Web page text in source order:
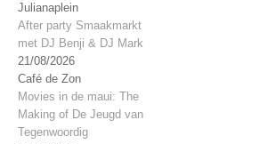
Julianaplein
After party Smaakmarkt
met DJ Benji & DJ Mark
21/08/2026
Café de Zon
Movies in de maui: The
Making of De Jeugd van
Tegenwoordig